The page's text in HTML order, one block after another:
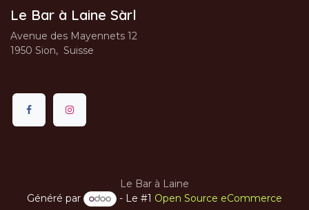
Le Bar à Laine Sàrl
Avenue des Mayennets 12
1950 Sion, Suisse
Le Bar à Laine
Généré par
- Le #1 Open Source eCommerce